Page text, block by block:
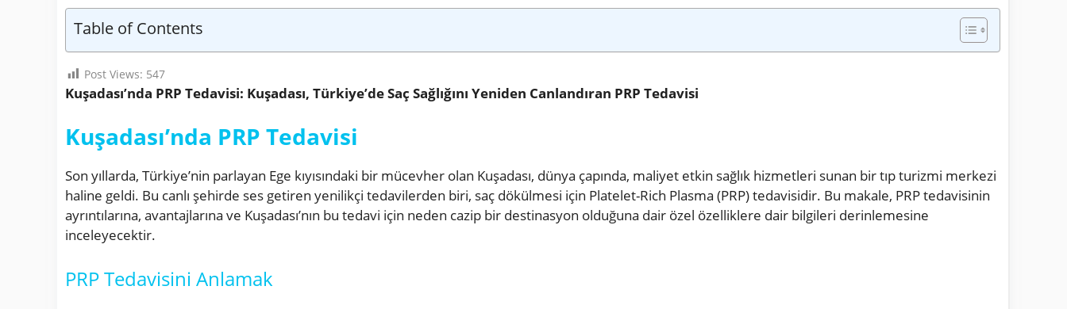
Table of Contents
Post Views: 547
Kuşadası’nda PRP Tedavisi: Kuşadası, Türkiye’de Saç Sağlığını Yeniden Canlandıran PRP Tedavisi
Kuşadası’nda PRP Tedavisi
Son yıllarda, Türkiye’nin parlayan Ege kıyısındaki bir mücevher olan Kuşadası, dünya çapında, maliyet etkin sağlık hizmetleri sunan bir tıp turizmi merkezi
haline geldi. Bu canlı şehirde ses getiren yenilikçi tedavilerden biri, saç dökülmesi için Platelet-Rich Plasma (PRP) tedavisidir. Bu makale, PRP tedavisinin
ayrıntılarına, avantajlarına ve Kuşadası’nın bu tedavi için neden cazip bir destinasyon olduğuna dair özel özelliklere dair bilgileri derinlemesine
inceleyecektir.
PRP Tedavisini Anlamak